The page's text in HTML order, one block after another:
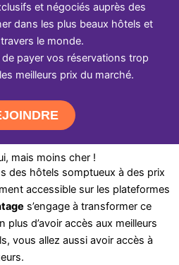
et négociés auprès des
dans les plus beaux hôtels et
le monde.
payer vos réservations trop
meilleurs prix du marché.
mais moins cher !
des hôtels somptueux à des prix
accessible sur les plateformes
s’engage à transformer ce
plus d’avoir accès aux meilleurs
vous allez aussi avoir accès à